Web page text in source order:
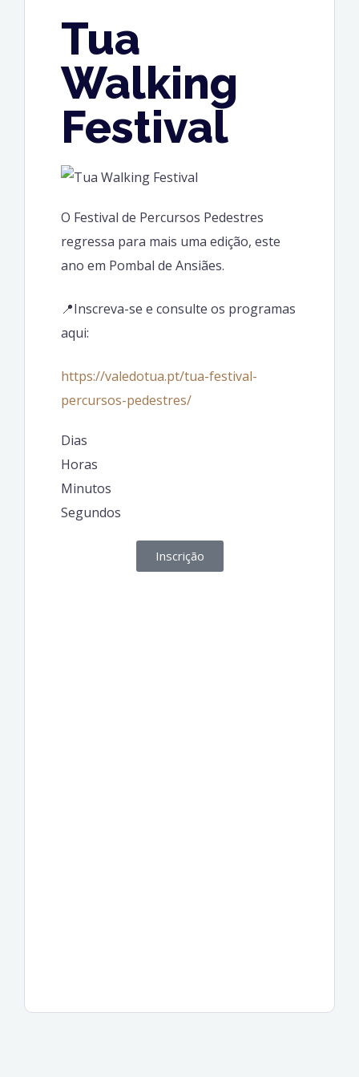
Tua
Walking
Festival
O Festival de Percursos Pedestres
regressa para mais uma edição, este
ano em Pombal de Ansiães.
📍Inscreva-se e consulte os programas
aqui:
https://valedotua.pt/tua-festival-
percursos-pedestres/
Dias
Horas
Minutos
Segundos
Inscrição